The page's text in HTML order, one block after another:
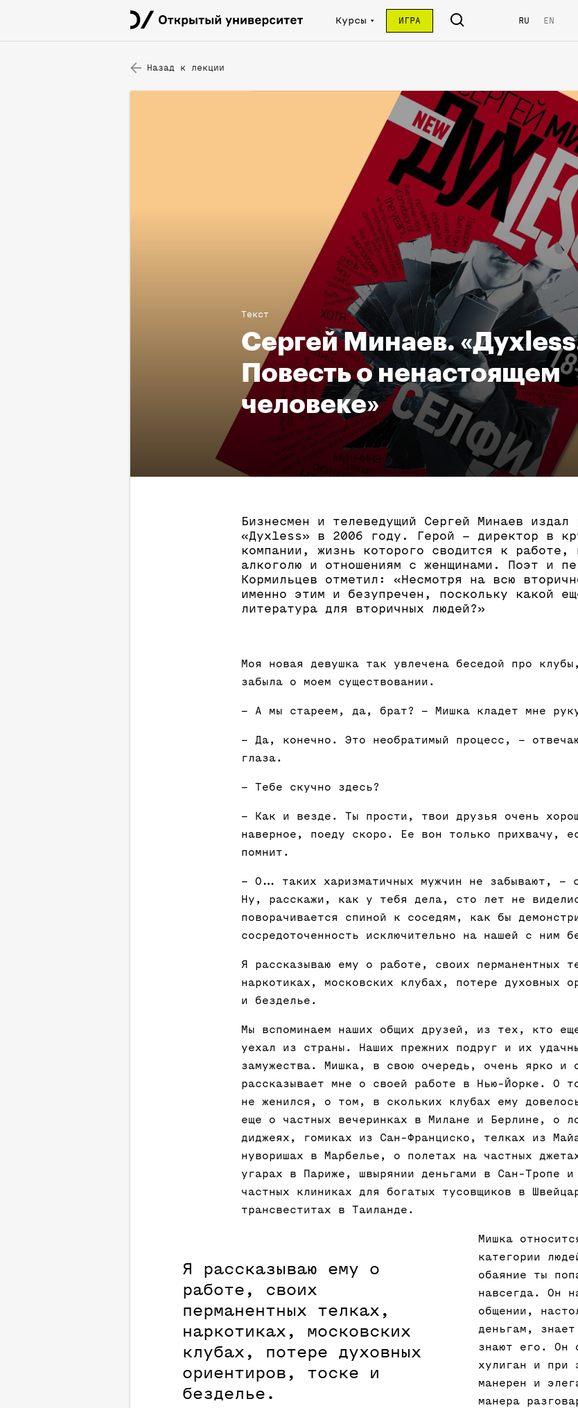
Курсы ИГРА RU EN
Назад к лекции
Текст
Сергей Минаев.
Повесть о ненастоящем
человеке»
Бизнесмен и телеведущий Сергей Минаев издал
«Духless» в 2006 году. Герой – директор в
компании, жизнь которого сводится к работе,
алкоголю и отношениям с женщинами. Поэт и
Кормильцев отметил: «Несмотря на всю
именно этим и безупречен, поскольку какой
литература для вторичных людей?»
Моя новая девушка так увлечена беседой про
забыла о моем существовании.
– А мы стареем, да, брат? – Мишка кладет мне
– Да, конечно. Это необратимый процесс, –
глаза.
– Тебе скучно здесь?
– Как и везде. Ты прости, твои друзья очень
наверное, поеду скоро. Ее вон только прихвачу,
помнит.
– О… таких харизматичных мужчин не забывают, –
Ну, расскажи, как у тебя дела, сто лет не
поворачивается спиной к соседям, как бы
сосредоточенность исключительно на нашей с ним
Я рассказываю ему о работе, своих перманентных
наркотиках, московских клубах, потере духовных
и безделье.
Мы вспоминаем наших общих друзей, из тех, кто
уехал из страны. Наших прежних подруг и их
замужества. Мишка, в свою очередь, очень ярко и
рассказывает мне о своей работе в Нью-Йорке. О
не женился, о том, в скольких клубах ему
еще о частных вечеринках в Милане и Берлине, о
диджеях, гомиках из Сан-Франциско, телках из
нуворишах в Марбелье, о полетах на частных
угарах в Париже, швырянии деньгами в Сан-Тропе и
частных клиниках для богатых тусовщиков в
трансвеститах в Таиланде.
Я рассказываю ему о
работе, своих
перманентных телках,
наркотиках, московских
клубах, потере духовных
ориентиров, тоске и
безделье.
Мишка
категории
обаяние ты
навсегда. Он
общении,
деньгам,
знают его. Он
хулиган и при
манерен и
манера